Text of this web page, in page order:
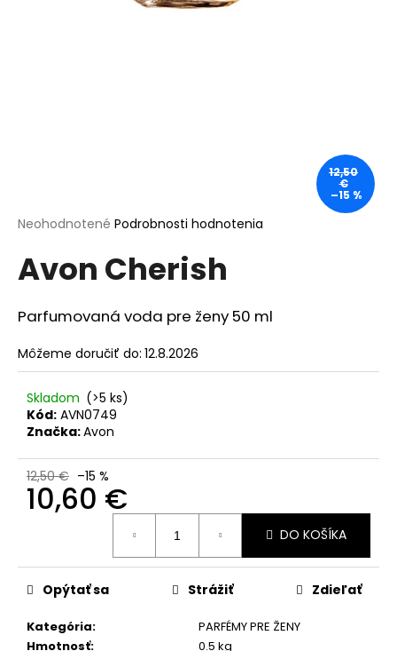
Priemerné
produktu
je
z
5
Neohodnotené Podrobnosti hodnotenia
Avon Cherish
Parfumovaná voda pre ženy 50 ml
Môžeme doručiť do: 12.8.2026
Skladom (>5 ks)
Kód: AVN0749
Značka:Avon
12,50 € –15 %
10,60 €
DO KOŠÍKA
Kategória:
PARFÉMY PRE ŽENY
Hmotnosť:
0.5 kg
Opýtať sa Strážiť Zdieľať
12,50
€
–15 %
O
p
r
č
a
m
e
SOL
APPLE
BODY
9,50
€